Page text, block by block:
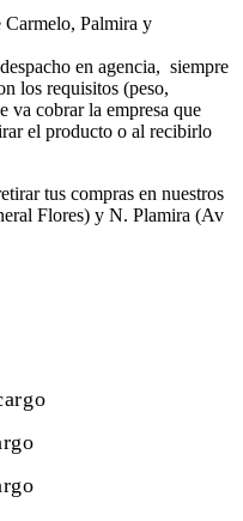
Carmelo, Palmira y
en agencia, siempre
los requisitos (peso,
va cobrar la empresa que
el producto o al recibirlo
tus compras en nuestros
Flores) y N. Plamira (Av